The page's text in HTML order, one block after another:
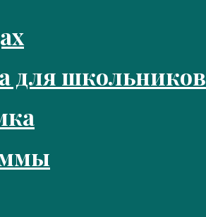
для школьников